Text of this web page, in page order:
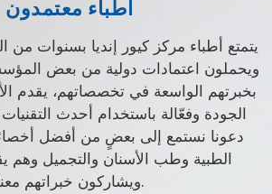
أطباء معتمدون
يتمتع أطباء مركز كيور إنديا بسنوات من
ويحملون اعتمادات دولية من بعض
بخبرتهم الواسعة في تخصصاتهم، يقدم
الجودة وفعّالة باستخدام أحدث
دعونا نستمع إلى بعضٍ من أفضل
الطبية وطب الأسنان والتجميل وهم
ويشاركون خبراتهم معنا.